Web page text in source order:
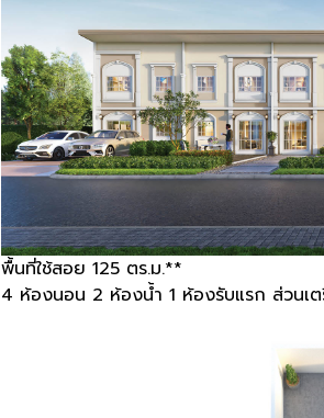
พื้นที่ใช้สอย 125 ตร.ม.**
4 ห้องนอน 2 ห้องน้ำ 1 ห้องรับแรก ส่วนเ